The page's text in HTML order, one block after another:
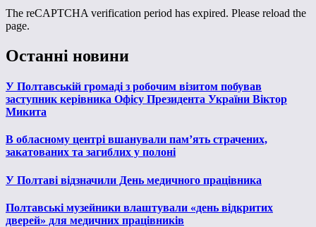
The reCAPTCHA verification period has expired. Please reload the
page.
Останні новини
У Полтавській громаді з робочим візитом побував
заступник керівника Офісу Президента України Віктор
Микита
В обласному центрі вшанували пам’ять страчених,
закатованих та загиблих у полоні
У Полтаві відзначили День медичного працівника
Полтавські музейники влаштували «день відкритих
дверей» для медичних працівників